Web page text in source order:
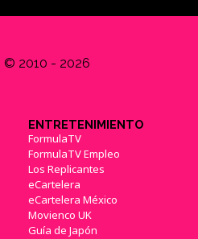
© 2010 - 2026
ENTRETENIMIENTO
FormulaTV
FormulaTV Empleo
Los Replicantes
eCartelera
eCartelera México
Movienco UK
Guía de Japón